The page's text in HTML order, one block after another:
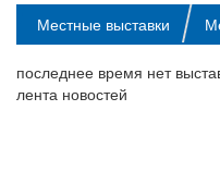
Местные выставки
последнее время нет
лента новостей